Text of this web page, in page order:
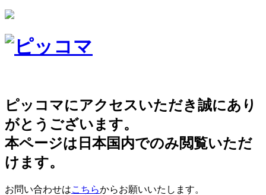
ピッコマにアクセスいただき誠にあり
がとうございます。
本ページは日本国内でのみ閲覧いただ
けます。
お問い合わせはこちらからお願いいたします。